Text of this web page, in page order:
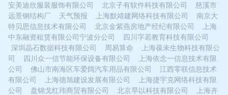
安美迪欣服装服饰有限公司
北京子有软件科技有限公司
慈溪市
远景钢结构厂
天气预报 上海默靖建网络科技有限公司
南京大
特贝思信息技术有限公司
北京金紫燕房地产经纪有限公司
上海
中东融资租赁有限公司宁波分公司
四川字若教育科技有限公司
深圳晶石数据科技有限公司
周易算命
上海葆未生物科技有限公
司
四川众一信节能环保设备有限公司
上海依念一信息技术有限
公司
佛山市南海区车爱阔汽车用品有限公司
江西零联信息技术
有限公司
上海德旭建设发展有限公司
上海捷宇克网络科技有限
公司
盘锦戈红玮商贸有限公司 北京早以科技有限公司
上海卉